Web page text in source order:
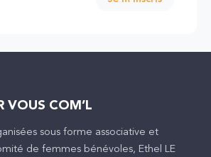
VOUS COM’L
sous forme associative et
de femmes bénévoles, Ethel LE